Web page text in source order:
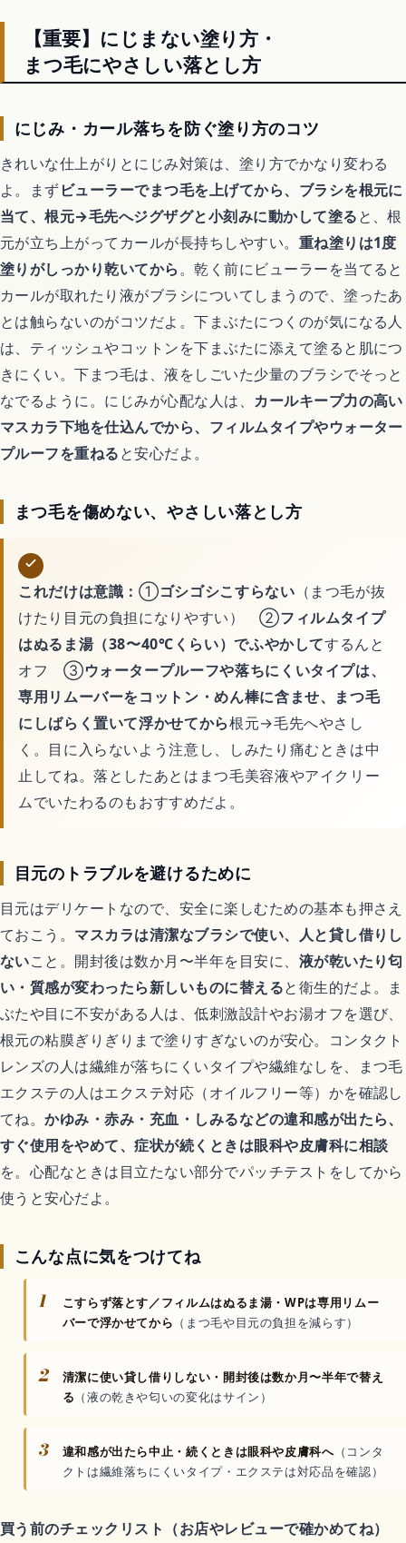
【重要】にじまない塗り方・
まつ毛にやさしい落とし方
にじみ・カール落ちを防ぐ塗り方のコツ
きれいな仕上がりとにじみ対策は、塗り方でかなり変わる
よ。まずビューラーでまつ毛を上げてから、ブラシを根元に
当て、根元→毛先へジグザグと小刻みに動かして塗ると、根
元が立ち上がってカールが長持ちしやすい。 重ね塗りは1度
塗りがしっかり乾いてから。乾く前にビューラーを当てると
カールが取れたり液がブラシについてしまうので、塗ったあ
とは触らないのがコツだよ。下まぶたにつくのが気になる人
は、ティッシュやコットンを下まぶたに添えて塗ると肌につ
きにくい。下まつ毛は、液をしごいた少量のブラシでそっと
なでるように。にじみが心配な人は、 カールキープ力の高い
マスカラ下地を仕込んでから、フィルムタイプやウォーター
プルーフを重ねると安心だよ。
まつ毛を傷めない、やさしい落とし方
これだけは意識：①ゴシゴシこすらない （まつ毛が抜
けたり目元の負担になりやすい） ②フィルムタイプ
はぬるま湯（38〜40℃くらい）でふやかしてするんと
オフ ③ウォータープルーフや落ちにくいタイプは、
専用リムーバーをコットン・めん棒に含ませ、まつ毛
にしばらく置いて浮かせてから根元→毛先へやさし
く。目に入らないよう注意し、しみたり痛むときは中
止してね。落としたあとはまつ毛美容液やアイクリー
ムでいたわるのもおすすめだよ。
目元のトラブルを避けるために
目元はデリケートなので、安全に楽しむための基本も押さえ
ておこう。 マスカラは清潔なブラシで使い、人と貸し借りし
ないこと。開封後は数か月〜半年を目安に、 液が乾いたり匂
い・質感が変わったら新しいものに替えると衛生的だよ。ま
ぶたや目に不安がある人は、低刺激設計やお湯オフを選び、
根元の粘膜ぎりぎりまで塗りすぎないのが安心。コンタクト
レンズの人は繊維が落ちにくいタイプや繊維なしを、まつ毛
エクステの人はエクステ対応（オイルフリー等）かを確認し
てね。かゆみ・赤み・充血・しみるなどの違和感が出たら、
すぐ使用をやめて、症状が続くときは眼科や皮膚科に相談
を。心配なときは目立たない部分でパッチテストをしてから
使うと安心だよ。
こんな点に気をつけてね
1
こすらず落とす／フィルムはぬるま湯・WPは専用リムー
バーで浮かせてから （まつ毛や目元の負担を減らす）
2
清潔に使い貸し借りしない・開封後は数か月〜半年で替え
る （液の乾きや匂いの変化はサイン）
3 違和感が出たら中止・続くときは眼科や皮膚科へ（コンタ
クトは繊維落ちにくいタイプ・エクステは対応品を確認）
買う前のチェックリスト（お店やレビューで確かめてね）